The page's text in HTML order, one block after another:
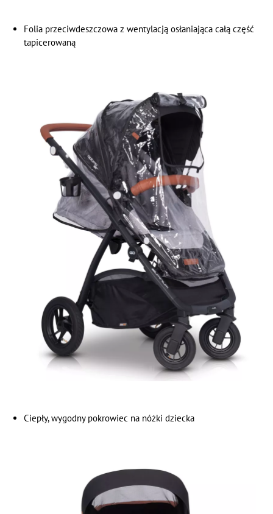
Folia przeciwdeszczowa z wentylacją osłaniająca całą część
tapicerowaną
Ciepły, wygodny pokrowiec na nóżki dziecka